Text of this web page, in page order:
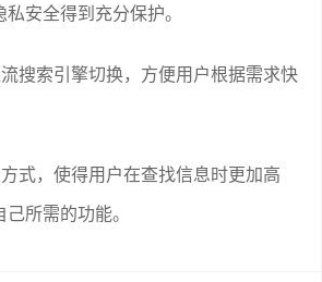
安全得到充分保护。
搜索引擎切换，方便用户根据需求快
式，使得用户在查找信息时更加高
所需的功能。